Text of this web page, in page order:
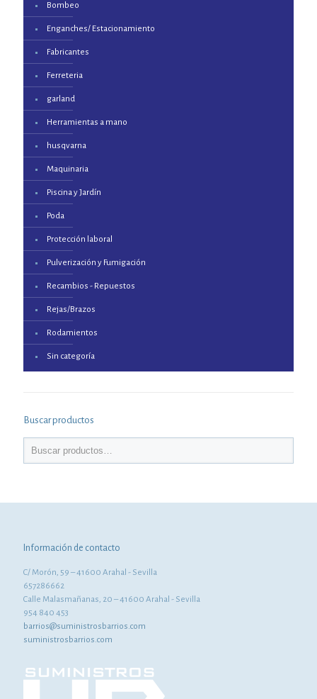
Bombeo
Enganches/ Estacionamiento
Fabricantes
Ferreteria
garland
Herramientas a mano
husqvarna
Maquinaria
Piscina y Jardín
Poda
Protección laboral
Pulverización y Fumigación
Recambios - Repuestos
Rejas/Brazos
Rodamientos
Sin categoría
Buscar productos
Información de contacto
C/ Morón, 59 – 41600 Arahal - Sevilla
657286662
Calle Malasmañanas, 20 – 41600 Arahal - Sevilla
954 840 453
barrios@suministrosbarrios.com
suministrosbarrios.com